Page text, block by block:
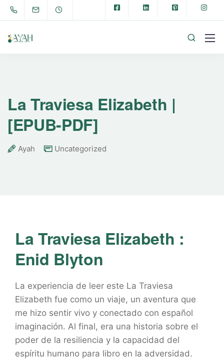
La Traviesa Elizabeth |
[EPUB-PDF]
Ayah Uncategorized
La Traviesa Elizabeth :
Enid Blyton
La experiencia de leer este La Traviesa
Elizabeth fue como un viaje, un aventura que
me hizo sentir vivo y conectado con español
imaginación. Al final, era una historia sobre el
poder de la resiliencia y la capacidad del
espíritu humano para libro en la adversidad.